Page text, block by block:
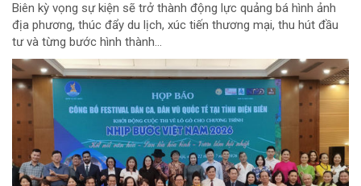
Biên kỳ vọng sự kiện sẽ trở thành động lực quảng bá hình ảnh
địa phương, thúc đẩy du lịch, xúc tiến thương mại, thu hút đầu
tư và từng bước hình thành...